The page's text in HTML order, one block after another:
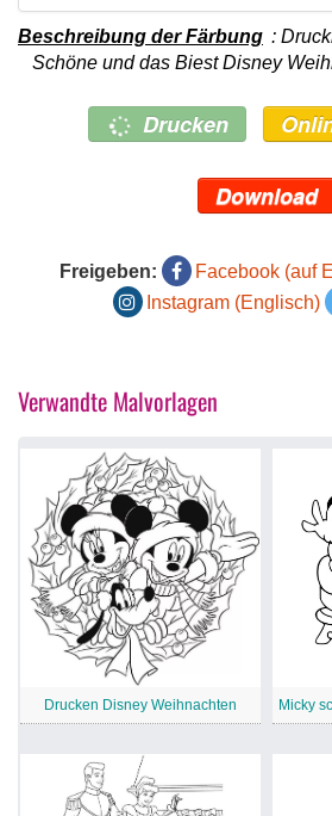
Beschreibung der Färbung :
Schöne und das Biest Disney
Drucken
Download
Freigeben: Facebook (auf
Instagram (Englisch)
Verwandte Malvorlagen
Drucken Disney Weihnachten